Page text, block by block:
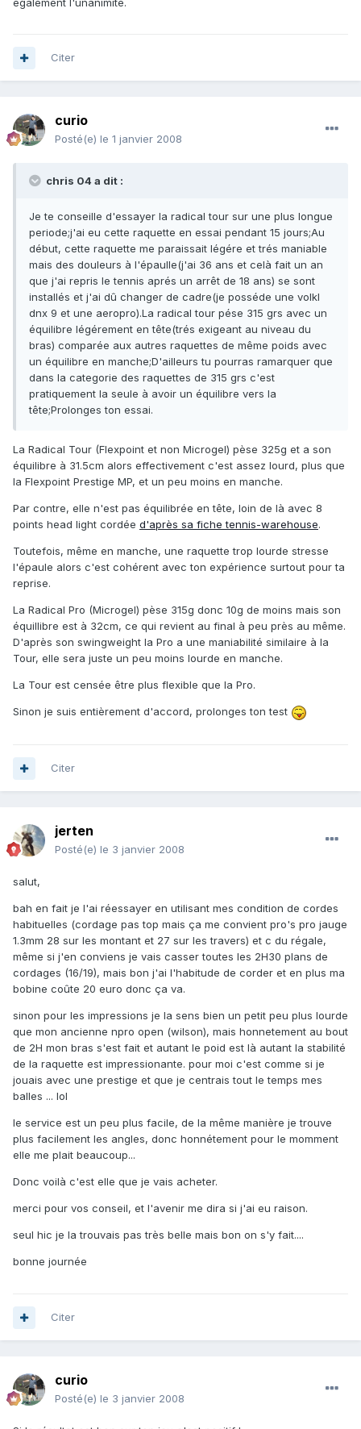
Citer
curio
Posté(e) le 1 janvier 2008
chris 04 a dit :
Je te conseille d'essayer la radical tour sur une plus longue
periode;j'ai eu cette raquette en essai pendant 15 jours;Au
début, cette raquette me paraissait légére et trés maniable
mais des douleurs à l'épaulle(j'ai 36 ans et celà fait un an
que j'ai repris le tennis aprés un arrêt de 18 ans) se sont
installés et j'ai dû changer de cadre(je posséde une volkl
dnx 9 et une aeropro).La radical tour pése 315 grs avec un
équilibre légérement en tête(trés exigeant au niveau du
bras) comparée aux autres raquettes de même poids avec
un équilibre en manche;D'ailleurs tu pourras ramarquer que
dans la categorie des raquettes de 315 grs c'est
pratiquement la seule à avoir un équilibre vers la
tête;Prolonges ton essai.
La Radical Tour (Flexpoint et non Microgel) pèse 325g et a son
équilibre à 31.5cm alors effectivement c'est assez lourd, plus que
la Flexpoint Prestige MP, et un peu moins en manche.
Par contre, elle n'est pas équilibrée en tête, loin de là avec 8
points head light cordée d'après sa fiche tennis-warehouse.
Toutefois, même en manche, une raquette trop lourde stresse
l'épaule alors c'est cohérent avec ton expérience surtout pour ta
reprise.
La Radical Pro (Microgel) pèse 315g donc 10g de moins mais son
équillibre est à 32cm, ce qui revient au final à peu près au même.
D'après son swingweight la Pro a une maniabilité similaire à la
Tour, elle sera juste un peu moins lourde en manche.
La Tour est censée être plus flexible que la Pro.
Sinon je suis entièrement d'accord, prolonges ton test
Citer
jerten
Posté(e) le 3 janvier 2008
salut,
bah en fait je l'ai réessayer en utilisant mes condition de cordes
habituelles (cordage pas top mais ça me convient pro's pro jauge
1.3mm 28 sur les montant et 27 sur les travers) et c du régale,
même si j'en conviens je vais casser toutes les 2H30 plans de
cordages (16/19), mais bon j'ai l'habitude de corder et en plus ma
bobine coûte 20 euro donc ça va.
sinon pour les impressions je la sens bien un petit peu plus lourde
que mon ancienne npro open (wilson), mais honnetement au bout
de 2H mon bras s'est fait et autant le poid est là autant la stabilité
de la raquette est impressionante. pour moi c'est comme si je
jouais avec une prestige et que je centrais tout le temps mes
balles ... lol
le service est un peu plus facile, de la même manière je trouve
plus facilement les angles, donc honnétement pour le momment
elle me plait beaucoup...
Donc voilà c'est elle que je vais acheter.
merci pour vos conseil, et l'avenir me dira si j'ai eu raison.
seul hic je la trouvais pas très belle mais bon on s'y fait....
bonne journée
Citer
curio
Posté(e) le 3 janvier 2008